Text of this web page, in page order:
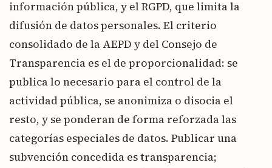
información pública, y el RGPD, que limita la
difusión de datos personales. El criterio
consolidado de la AEPD y del Consejo de
Transparencia es el de proporcionalidad: se
publica lo necesario para el control de la
actividad pública, se anonimiza o disocia el
resto, y se ponderan de forma reforzada las
categorías especiales de datos. Publicar una
subvención concedida es transparencia;